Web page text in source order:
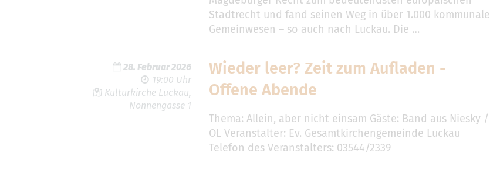
Stadtrecht und fand seinen Weg in über 1.000 kommunale
Gemeinwesen – so auch nach Luckau. Die …
28. Februar 2026
19:00 Uhr
Kulturkirche Luckau,
Nonnengasse 1
Wieder leer? Zeit zum Aufladen -
Offene Abende
Thema: Allein, aber nicht einsam Gäste: Band aus Niesky /
OL Veranstalter: Ev. Gesamtkirchengemeinde Luckau
Telefon des Veranstalters: 03544/2339